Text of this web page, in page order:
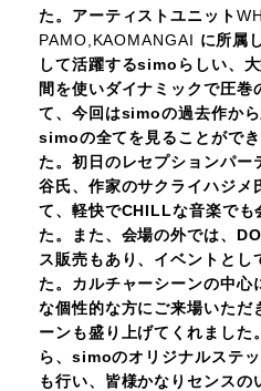
た。 アーティストユニット
PAMO,KAOMANGAI に所属
して活躍するsimoらしい、
間を使いダイナミックで圧巻
て、今回はsimoの過去作から
simoの全てを見ることがで
た。 初日のレセプションパー
谷氏、作家のサクライハジ
て、軽快でCHILLな音楽でも
た。また、会場の外では、
ス販売もあり、イベントとし
た。 カルチャーシーンの中
な個性的な方にご来場いただ
ーンも盛り上げてくれました。
ら、simoのオリジナルステ
も行い、皆様かなりセンスの